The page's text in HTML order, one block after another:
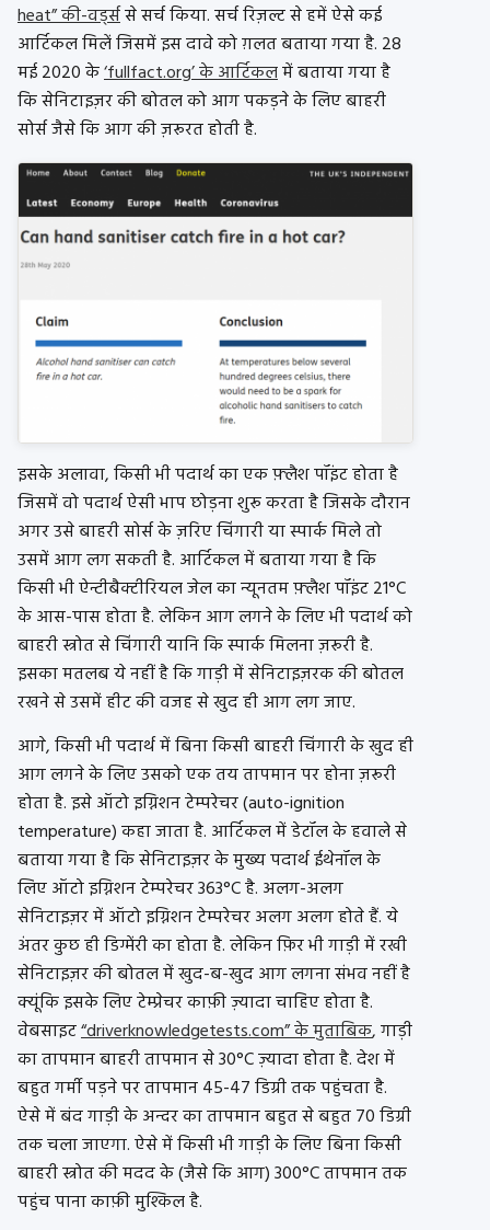
heat” की-वर्ड्ससे सर्च किया. सर्च रिज़ल्ट से हमें ऐसे कई
आर्टिकल मिलें जिसमें इस दावे को ग़लत बताया गया है. 28
मई 2020 के‘fullfact.org’ के आर्टिकलमें बताया गया है
कि सेनिटाइज़र की बोतल को आग पकड़ने के लिए बाहरी
सोर्स जैसे कि आग की ज़रूरत होती है.
इसके अलावा, किसी भी पदार्थ का एक फ़्लैश पॉइंट होता है
जिसमें वो पदार्थ ऐसी भाप छोड़ना शुरू करता है जिसके दौरान
अगर उसे बाहरी सोर्स के ज़रिए चिंगारी या स्पार्क मिले तो
उसमें आग लग सकती है. आर्टिकल में बताया गया है कि
किसी भी ऐन्टीबैक्टीरियल जेल का न्यूनतम फ़्लैश पॉइंट 21°C
के आस-पास होता है. लेकिन आग लगने के लिए भी पदार्थ को
बाहरी स्त्रोत से चिंगारी यानि कि स्पार्क मिलना ज़रूरी है.
इसका मतलब ये नहीं है कि गाड़ी में सेनिटाइज़रक की बोतल
रखने से उसमें हीट की वजह से खुद ही आग लग जाए.
आगे, किसी भी पदार्थ में बिना किसी बाहरी चिंगारी के खुद ही
आग लगने के लिए उसको एक तय तापमान पर होना ज़रूरी
होता है. इसे ऑटो इग्निशन टेम्परेचर (auto-ignition
temperature) कहा जाता है. आर्टिकल में डेटॉल के हवाले से
बताया गया है कि सेनिटाइज़र के मुख्य पदार्थ ईथेनॉल के
लिए ऑटो इग्निशन टेम्परेचर 363°C है. अलग-अलग
सेनिटाइज़र में ऑटो इग्निशन टेम्परेचर अलग अलग होते हैं. ये
अंतर कुछ ही डिग्मेंरी का होता है. लेकिन फ़िर भी गाड़ी में रखी
सेनिटाइज़र की बोतल में खुद-ब-खुद आग लगना संभव नहीं है
क्यूंकि इसके लिए टेम्प्रेचर काफ़ी ज़्यादा चाहिए होता है.
वेबसाइट“driverknowledgetests.com” के मुताबिक, गाड़ी
का तापमान बाहरी तापमान से 30°C ज़्यादा होता है. देश में
बहुत गर्मी पड़ने पर तापमान 45-47 डिग्री तक पहुंचता है.
ऐसे में बंद गाड़ी के अन्दर का तापमान बहुत से बहुत 70 डिग्री
तक चला जाएगा. ऐसे में किसी भी गाड़ी के लिए बिना किसी
बाहरी स्त्रोत की मदद के (जैसे कि आग) 300°C तापमान तक
पहुंच पाना काफ़ी मुश्किल है.